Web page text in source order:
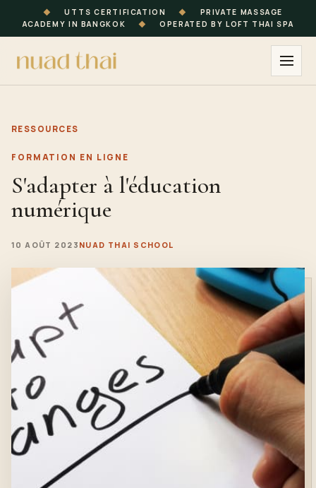
◆ UTTS CERTIFICATION ◆
PRIVATE MASSAGE
ACADEMY IN BANGKOK
◆ OPERATED BY LOFT THAI SPA
RESSOURCES
FORMATION EN LIGNE
S'adapter à l'éducation
numérique
10 AOÛT 2023 NUAD THAI SCHOOL